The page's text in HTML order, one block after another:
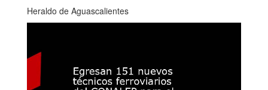
Heraldo de Aguascalientes